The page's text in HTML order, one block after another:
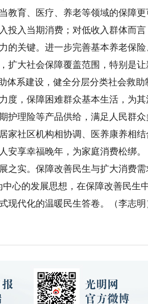
教育、医疗、养老等领域的保障
投入当期消费；对低收入群体而
的关键。进一步完善基本养老保
扩大社会保障覆盖范围，特别是
体系建设，健全分层分类社会救
度，保障困难群众基本生活，为
护理险等产品供给，满足人民群
家社区机构相协调、医养康养相
安享幸福晚年，为家庭消费松绑。
实。保障改善民生与扩大消费需
心的发展思想，在保障改善民生
现代化的温暖民生答卷。（李志明